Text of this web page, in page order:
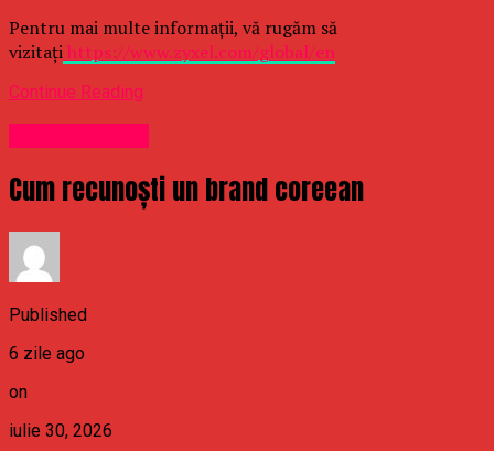
Pentru mai multe informații, vă rugăm să
vizitațihttps://www.zyxel.com/global/en
Continue Reading
Cum recunoști un brand coreean
Published
6 zile ago
on
iulie 30, 2026